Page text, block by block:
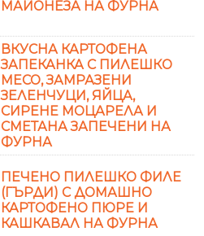
МАЙОНЕЗА НА ФУРНА
ВКУСНА КАРТОФЕНА
ЗАПЕКАНКА С ПИЛЕШКО
МЕСО, ЗАМРАЗЕНИ
ЗЕЛЕНЧУЦИ, ЯЙЦА,
СИРЕНЕ МОЦАРЕЛА И
СМЕТАНА ЗАПЕЧЕНИ НА
ФУРНА
ПЕЧЕНО ПИЛЕШКО ФИЛЕ
(ГЪРДИ) С ДОМАШНО
КАРТОФЕНО ПЮРЕ И
КАШКАВАЛ НА ФУРНА